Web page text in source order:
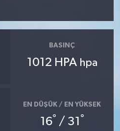
BASINÇ
1012 HPA hpa
EN DÜŞÜK / EN YÜKSEK
16° / 31 °